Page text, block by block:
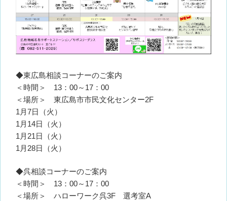
◆東広島相談コーナーのご案内
＜時間＞ 13：00～17：00
＜場所＞ 東広島市市民文化センター2F
1月7日（火）
1月14日（火）
1月21日（火）
1月28日（火）
◆呉相談コーナーのご案内
＜時間＞ 13：00～17：00
＜場所＞ ハローワーク呉3F 選考室A